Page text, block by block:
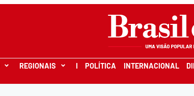
REGIONAIS I POLÍTICA INTERNACIONAL